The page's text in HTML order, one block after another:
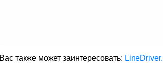
Вас также может заинтересовать: